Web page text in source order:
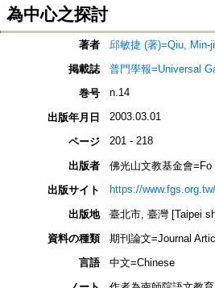
為中心之探討
著者
邱敏捷 (著)=Qiu, Min-
掲載誌
普門學報=Universal
巻号
n.14
出版年月日 2003.03.01
ページ 201 - 218
出版者
佛光山文教基金會
出版サイト
https://www.fgs.org.tw/
出版地
臺北市, 臺灣 [Taipei
資料の種類
期刊論文=Journal
言語
中文=Chinese